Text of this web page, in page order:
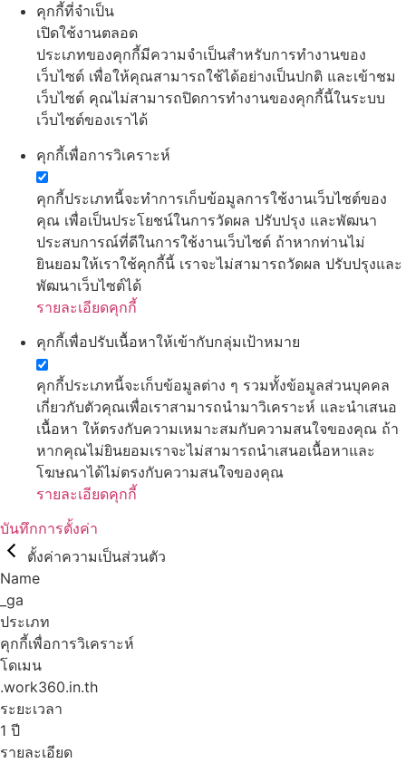
คุกกี้ที่จำเป็น
เปิดใช้งานตลอด
ประเภทของคุกกี้มีความจำเป็นสำหรับการทำงานของ
เว็บไซต์ เพื่อให้คุณสามารถใช้ได้อย่างเป็นปกติ และเข้าชม
เว็บไซต์ คุณไม่สามารถปิดการทำงานของคุกกี้นี้ในระบบ
เว็บไซต์ของเราได้
คุกกี้เพื่อการวิเคราะห์
คุกกี้ประเภทนี้จะทำการเก็บข้อมูลการใช้งานเว็บไซต์ของ
คุณ เพื่อเป็นประโยชน์ในการวัดผล ปรับปรุง และพัฒนา
ประสบการณ์ที่ดีในการใช้งานเว็บไซต์ ถ้าหากท่านไม่
ยินยอมให้เราใช้คุกกี้นี้ เราจะไม่สามารถวัดผล ปรับปรุงและ
พัฒนาเว็บไซต์ได้
รายละเอียดคุกกี้
คุกกี้เพื่อปรับเนื้อหาให้เข้ากับกลุ่มเป้าหมาย
คุกกี้ประเภทนี้จะเก็บข้อมูลต่าง ๆ รวมทั้งข้อมูลส่วนบุคคล
เกี่ยวกับตัวคุณเพื่อเราสามารถนำมาวิเคราะห์ และนำเสนอ
เนื้อหา ให้ตรงกับความเหมาะสมกับความสนใจของคุณ ถ้า
หากคุณไม่ยินยอมเราจะไม่สามารถนำเสนอเนื้อหาและ
โฆษณาได้ไม่ตรงกับความสนใจของคุณ
รายละเอียดคุกกี้
บันทึกการตั้งค่า
ตั้งค่าความเป็นส่วนตัว
Name
_ga
ประเภท
คุกกี้เพื่อการวิเคราะห์
โดเมน
.work360.in.th
ระยะเวลา
1 ปี
รายละเอียด